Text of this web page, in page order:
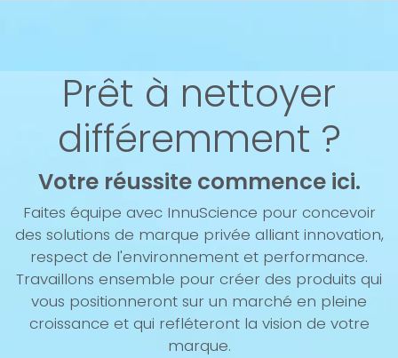
Prêt à nettoyer
différemment ?
Votre réussite commence ici.
Faites équipe avec InnuScience pour concevoir
des solutions de marque privée alliant innovation,
respect de l'environnement et performance.
Travaillons ensemble pour créer des produits qui
vous positionneront sur un marché en pleine
croissance et qui refléteront la vision de votre
marque.